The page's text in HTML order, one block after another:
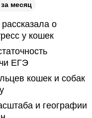
месяц
о
у кошек
ЕГЭ
кошек и собак
и географии